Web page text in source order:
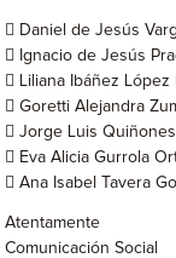
 Daniel de Jesús
 Ignacio de Jesús
 Liliana Ibáñez López
 Goretti Alejandra
 Jorge Luis
 Eva Alicia Gurrola
 Ana Isabel Tavera
Atentamente
Comunicación Social